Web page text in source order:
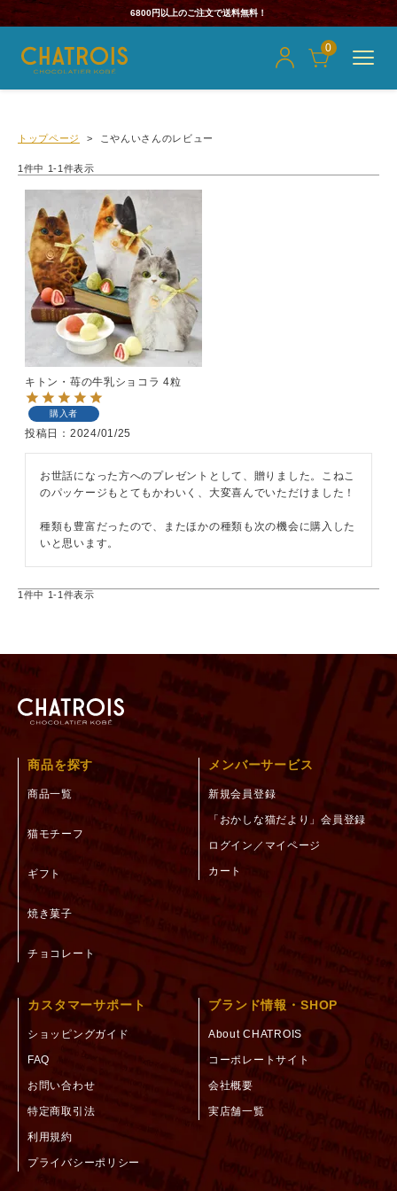
6800円以上のご注文で送料無料！
0
トップページ こやんいさんのレビュー
1 件中 1-1 件表示
キトン・苺の牛乳ショコラ 4粒
購入者
投稿日 2024/01/25
お世話になった方へのプレゼントとして、贈りました。こねこ
のパッケージもとてもかわいく、大変喜んでいただけました！
種類も豊富だったので、またほかの種類も次の機会に購入した
いと思います。
1 件中 1-1 件表示
商品を探す
商品一覧
猫モチーフ
ギフト
焼き菓子
チョコレート
メンバーサービス
新規会員登録
「おかしな猫だより」会員登録
ログイン／マイページ
カート
カスタマーサポート
ショッピングガイド
FAQ
お問い合わせ
特定商取引法
利用規約
プライバシーポリシー
ブランド情報・SHOP
About CHATROIS
コーポレートサイト
会社概要
実店舗一覧